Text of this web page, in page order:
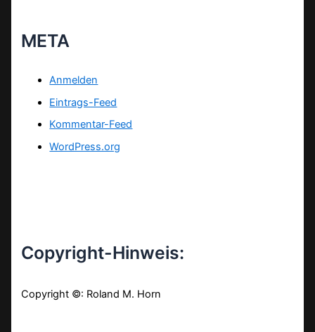
META
Anmelden
Eintrags-Feed
Kommentar-Feed
WordPress.org
Copyright-Hinweis:
Copyright ©: Roland M. Horn